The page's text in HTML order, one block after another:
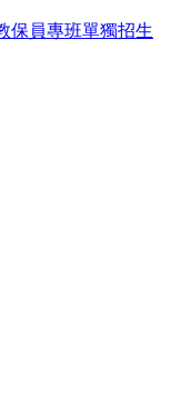
保員專班單獨招生